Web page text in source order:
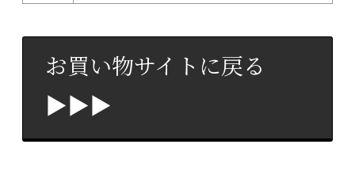
お買い物サイトに戻る
▶▶▶